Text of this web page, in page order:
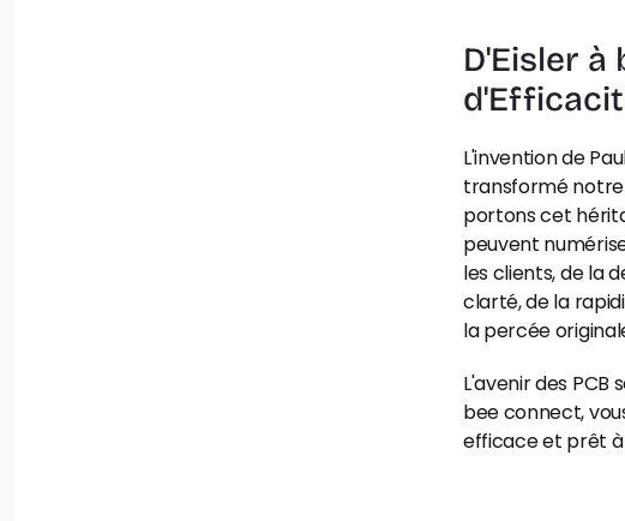
D'Eisler à
L'invention de
transformé notre
portons cet
peuvent
les clients, de la
clarté, de la
la percée
L'avenir des PCB
bee connect,
efficace et prêt à